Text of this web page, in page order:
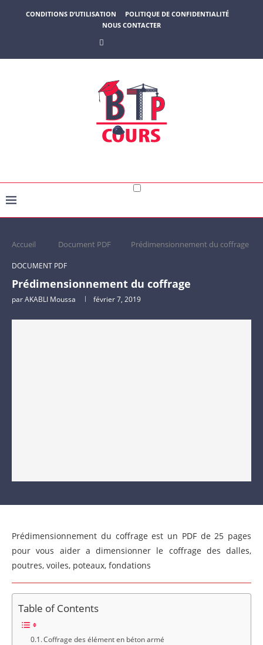
CONDITIONS D’UTILISATION
POLITIQUE DE CONFIDENTIALITÉ
NOUS CONTACTER
Accueil Document PDF Prédimensionnement du coffrage
DOCUMENT PDF
Prédimensionnement du coffrage
parAKABLI Moussa février 7, 2019
Prédimensionnement du coffrage est un PDF de 25 pages
pour vous aider a dimensionner le coffrage des dalles,
poutres, voiles, poteaux, fondations
Table of Contents
Coffrage des élément en béton armé